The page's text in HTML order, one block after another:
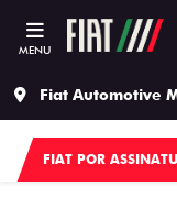
MENU
Fiat Automotive
FIAT POR